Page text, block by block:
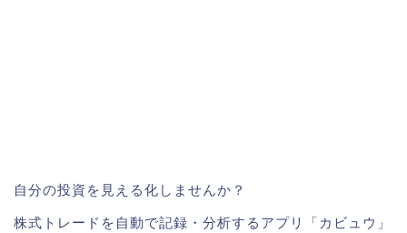
自分の投資を見える化しませんか？
株式トレードを自動で記録・分析するアプリ「カビュウ」